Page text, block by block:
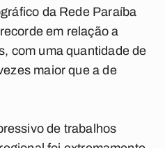
da Rede Paraíba
em relação a
com uma quantidade de
maior que a de
de trabalhos